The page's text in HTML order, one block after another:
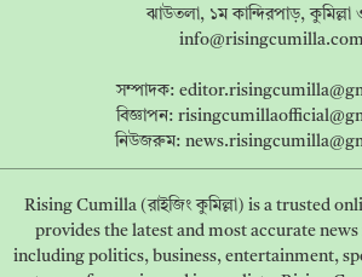
ঝাউতলা, ১ম কান্দিরপাড়,
info@risingcumilla.com
সম্পাদক:
বিজ্ঞাপন:
নিউজরুম:
Rising Cumilla (রাইজিং কুমিল্লা) is a trusted
provides the latest and most accurate
including politics, business, entertainment,